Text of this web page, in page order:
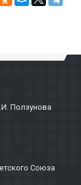
Ползунова
Союза